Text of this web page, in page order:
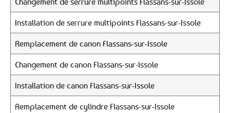
Installation de serrure multipoints Flassans-sur-Issole
Remplacement de canon Flassans-sur-Issole
Changement de canon Flassans-sur-Issole
Installation de canon Flassans-sur-Issole
Remplacement de cylindre Flassans-sur-Issole